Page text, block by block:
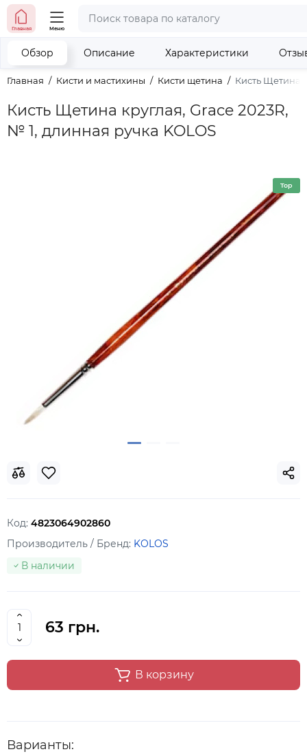
тел. (098) 673-42-06
наши контакты
Главная Меню
Главная Кисти и мастихины Кисти щетина Кисть Щетина
Кисть Щетина круглая, Grace 2023R,
№ 1, длинная ручка KOLOS
Обзор Описание Характеристики
Top
Код: 4823064902860
Производитель / Бренд: KOLOS
В наличии
63 грн.
В корзину
Варианты: